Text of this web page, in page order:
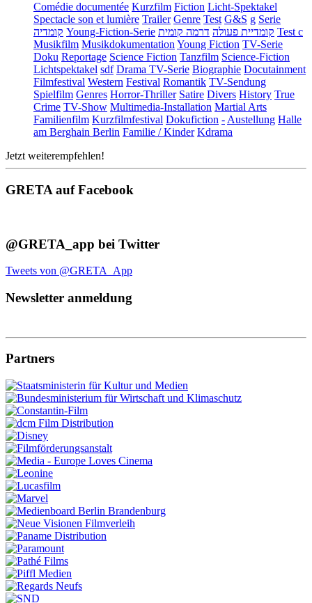
Comédie documentée Kurzfilm Fiction Licht-Spektakel
Spectacle son et lumière Trailer Genre Test G&S g Serie
קומדיה Young-Fiction-Serie קומדיית פעולה דרמה קומית
Test c
Musikfilm Musikdokumentation Young Fiction TV-Serie
Doku Reportage Science Fiction Tanzfilm Science-Fiction
Lichtspektakel sdf Drama TV-Serie Biographie Docutainment
Filmfestival Western Festival Romantik TV-Sendung
Spielfilm Genres Horror-Thriller Satire Divers History True
Crime TV-Show Multimedia-Installation Martial Arts
Familienfilm Kurzfilmfestival Dokufiction - Austellung Halle
am Berghain Berlin Familie / Kinder Kdrama
Jetzt weiterempfehlen!
GRETA auf Facebook
@GRETA_app bei Twitter
Tweets von @GRETA_App
Newsletter anmeldung
Partners